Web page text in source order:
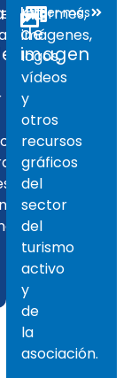
Kit
de
imagen
Informes,
imágenes,
logos,
vídeos
y
otros
recursos
gráficos
del
sector
del
turismo
activo
y
de
la
asociación.
Leer más